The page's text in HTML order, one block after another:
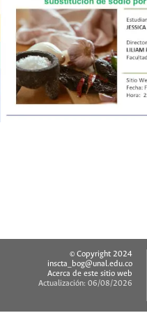
© Copyright 2024
inscta_bog@unal.edu.co
Acerca de este sitio web
Actualización: 06/08/2026